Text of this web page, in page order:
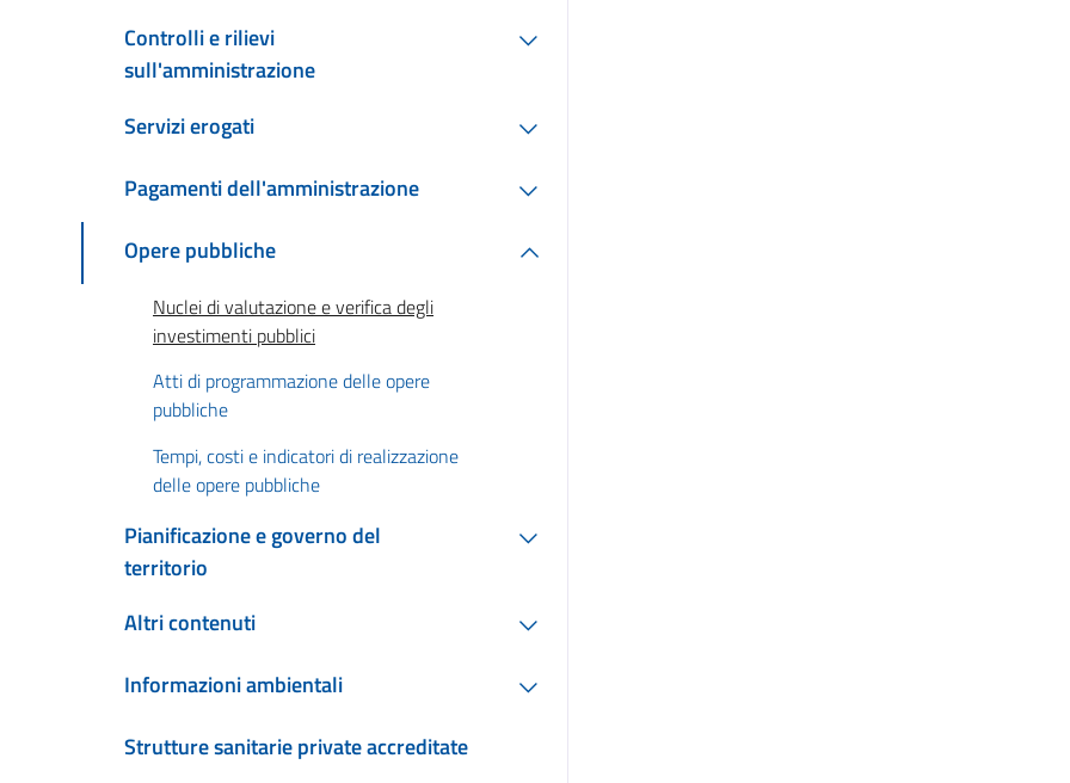
Controlli e rilievi
sull'amministrazione
Servizi erogati
Pagamenti dell'amministrazione
Opere pubbliche
Nuclei di valutazione e verifica degli
investimenti pubblici
Atti di programmazione delle opere
pubbliche
Tempi, costi e indicatori di realizzazione
delle opere pubbliche
Pianificazione e governo del
territorio
Altri contenuti
Informazioni ambientali
Strutture sanitarie private accreditate